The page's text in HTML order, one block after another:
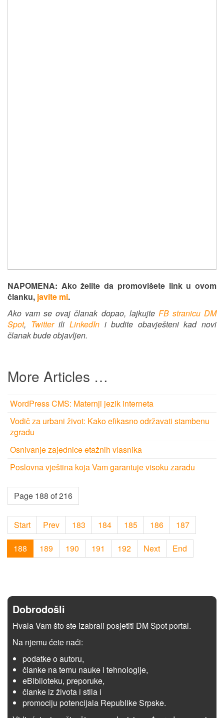
NAPOMENA: Ako želite da promovišete link u ovom
članku, javite mi.
Ako vam se ovaj članak dopao, lajkujte FB stranicu DM
Spot, Twitterili LinkedIni budite obavješteni kad novi
članak bude objavljen.
More Articles …
WordPress CMS: Maternji jezik interneta
Vodič za urbani život: Kako efikasno održavati stambenu
zgradu
Osnivanje zajednice etažnih vlasnika
Poslovna vještina koja Vam garantuje visoku zaradu
Page 188 of 216
Start Prev 183 184 185 186 187
188 189 190 191 192 Next End
Dobrodošli
Hvala Vam što ste izabrali posjetiti DM Spot portal.
Na njemu ćete naći:
podatke o autoru,
članke na temu nauke i tehnologije,
eBiblioteku, preporuke,
članke iz života i stila i
promociju potencijala Republike Srpske.